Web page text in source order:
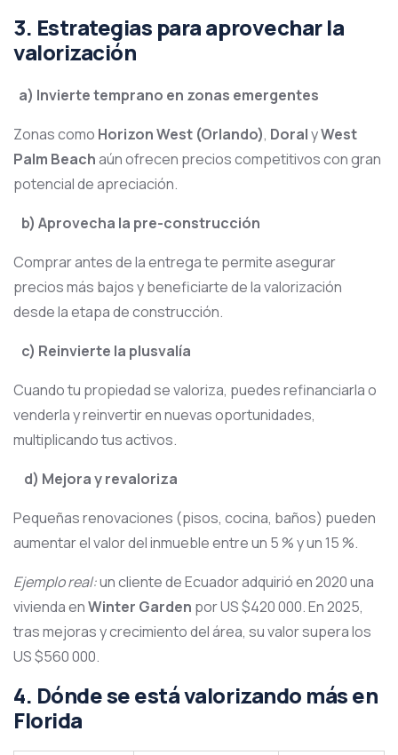
3. Estrategias para aprovechar la
valorización
a) Invierte temprano en zonas emergentes
Zonas como Horizon West (Orlando), DoralyWest
Palm Beachaún ofrecen precios competitivos con gran
potencial de apreciación.
b) Aprovecha la pre-construcción
Comprar antes de la entrega te permite asegurar
precios más bajos y beneficiarte de la valorización
desde la etapa de construcción.
c) Reinvierte la plusvalía
Cuando tu propiedad se valoriza, puedes refinanciarla o
venderla y reinvertir en nuevas oportunidades,
multiplicando tus activos.
d) Mejora y revaloriza
Pequeñas renovaciones (pisos, cocina, baños) pueden
aumentar el valor del inmueble entre un 5 % y un 15 %.
Ejemplo real:un cliente de Ecuador adquirió en 2020 una
vivienda enWinter Garden por US $420 000. En 2025,
tras mejoras y crecimiento del área, su valor supera los
US $560 000.
4. Dónde se está valorizando más en
Florida